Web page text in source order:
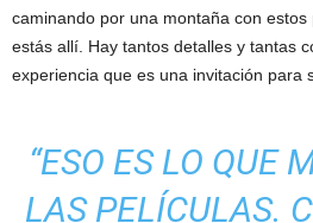
caminando por una montaña con estos
estás allí. Hay tantos detalles y tantas
experiencia que es una invitación para
“ESO ES LO QUE
LAS PELÍCULAS.